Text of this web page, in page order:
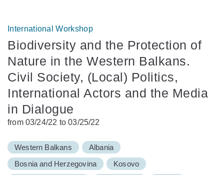
International Workshop
Biodiversity and the Protection of
Nature in the Western Balkans.
Civil Society, (Local) Politics,
International Actors and the Media
in Dialogue
from 03/24/22 to 03/25/22
Western Balkans
Albania
Bosnia and Herzegovina
Kosovo